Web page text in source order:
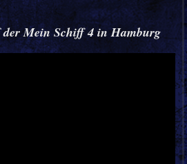
Mein Schiff 4 in Hamburg